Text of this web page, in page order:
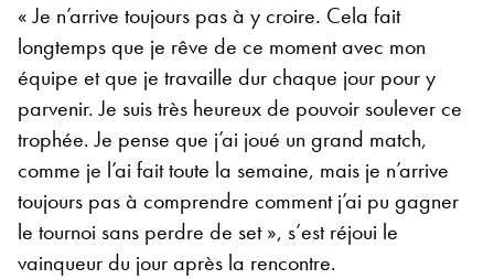
« Je n’arrive toujours pas à y croire. Cela fait
longtemps que je rêve de ce moment avec mon
équipe et que je travaille dur chaque jour pour y
parvenir. Je suis très heureux de pouvoir soulever ce
trophée. Je pense que j’ai joué un grand match,
comme je l’ai fait toute la semaine, mais je n’arrive
toujours pas à comprendre comment j’ai pu gagner
le tournoi sans perdre de set », s’est réjoui le
vainqueur du jour après la rencontre.